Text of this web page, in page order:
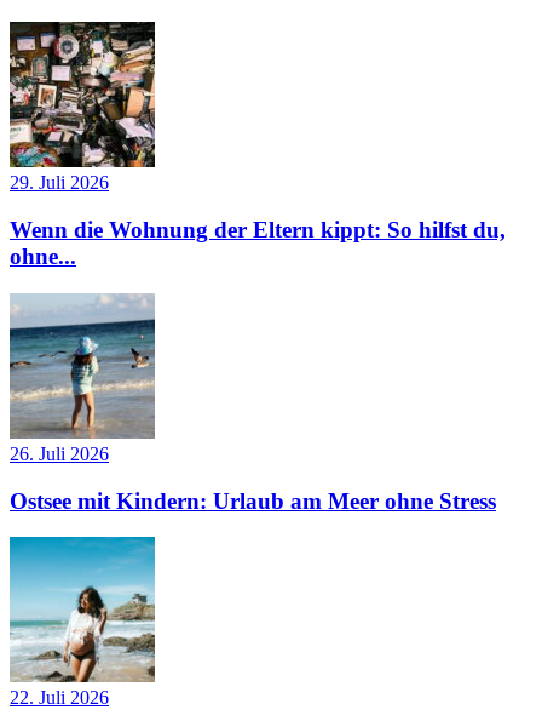
29. Juli 2026
Wenn die Wohnung der Eltern kippt: So hilfst du,
ohne...
26. Juli 2026
Ostsee mit Kindern: Urlaub am Meer ohne Stress
22. Juli 2026